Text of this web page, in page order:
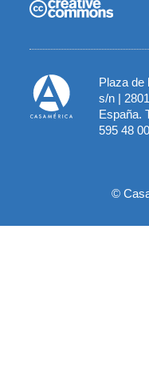
Plaza de
s/n |
España.
595 48 00
©